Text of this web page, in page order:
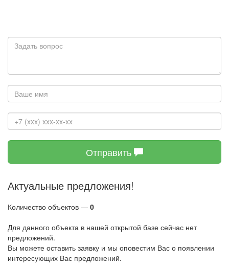
Отправить
Актуальные предложения!
Количество объектов — 0
Для данного объекта в нашей открытой базе сейчас нет
предложений.
Вы можете оставить заявку и мы оповестим Вас о появлении
интересующих Вас предложений.